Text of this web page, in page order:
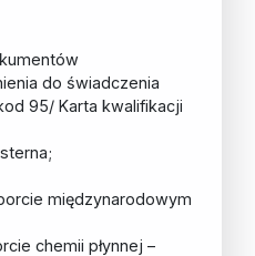
do świadczenia
95/ Karta kwalifikacji
międzynarodowym
chemii płynnej –